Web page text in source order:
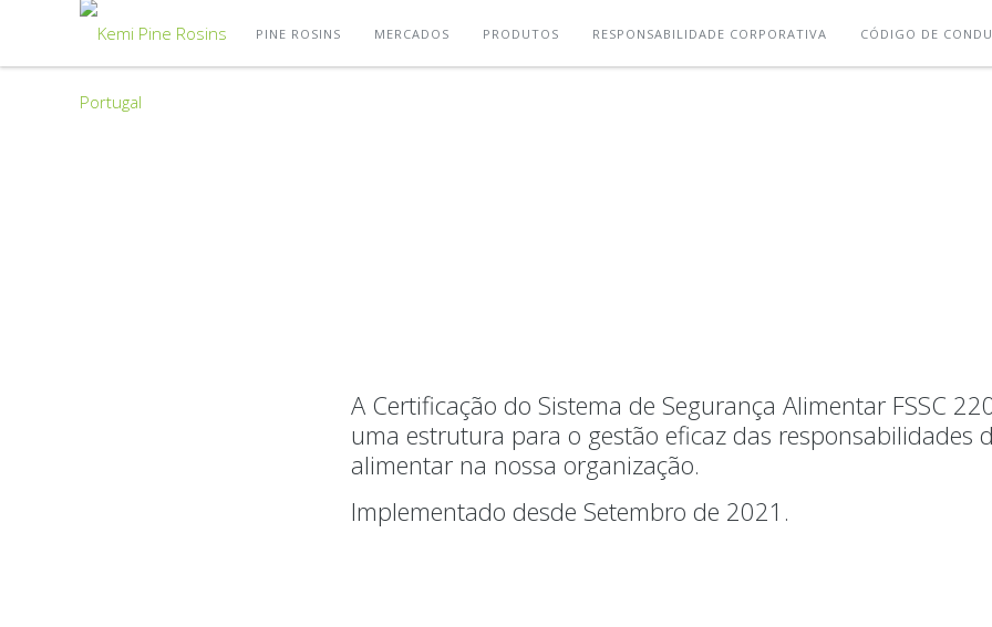
PINE ROSINS MERCADOS PRODUTOS RESPONSABILIDADE CORPORATIVA CÓDIGO DE
A Certificação do Sistema de Segurança Alimentar FSSC
uma estrutura para o gestão eficaz das responsabilidades
alimentar na nossa organização.
Implementado desde Setembro de 2021.